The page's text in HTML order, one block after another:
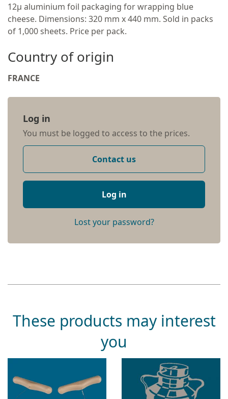
12µ aluminium foil packaging for wrapping blue
cheese. Dimensions: 320 mm x 440 mm. Sold in packs
of 1,000 sheets. Price per pack.
Country of origin
FRANCE
Log in
You must be logged to access to the prices.
Contact us
Log in
Lost your password?
These products may interest
you